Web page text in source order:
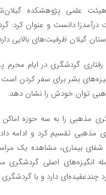
علمی پژوهشکده
دانست و عنوان کرد:
گیلان ظرفیت‌های بالایی
گردشگری در ایام
بشر برای سفر کردن است
توان خودش را نشان دهد.
مذهبی را به سه حوزه اماکن
مذهبی تقسیم کرد و ادامه
بیماری، مشاهده یک
انگیزه‌های اصلی گردشگری
چندعقیده‌ای دارد و با